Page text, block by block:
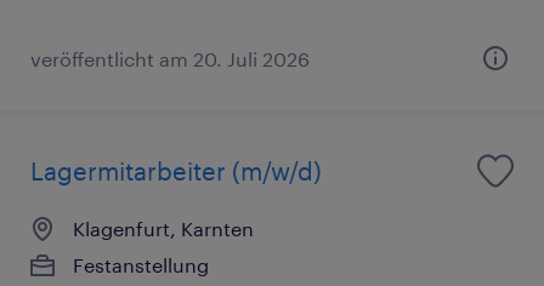
veröffentlicht am 20. Juli 2026
Lagermitarbeiter (m/w/d)
Klagenfurt, Karnten
Festanstellung